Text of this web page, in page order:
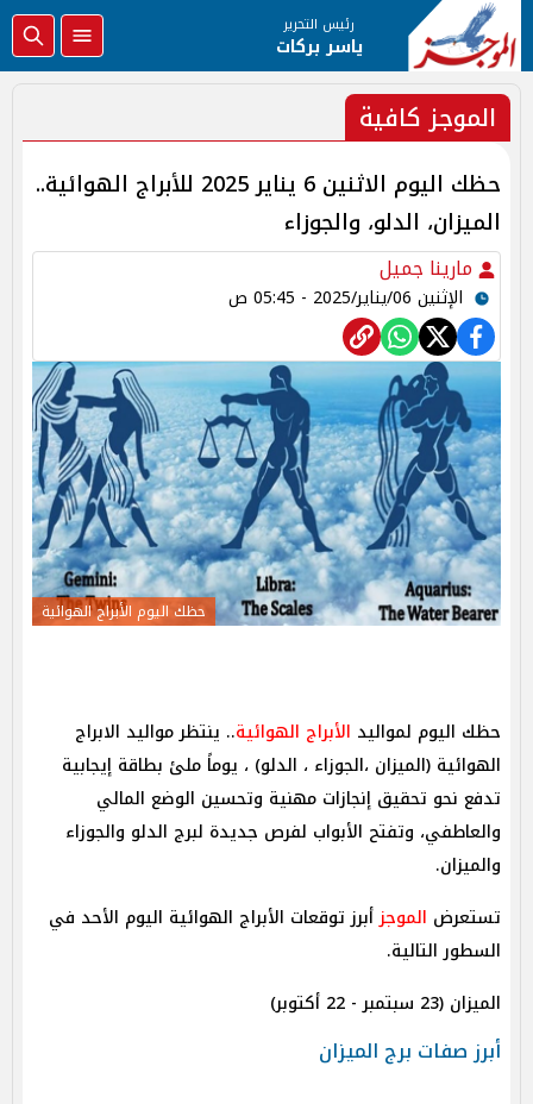
رئيس التحرير
ياسر بركات
الموجز كافية
حظك اليوم الاثنين 6 يناير 2025 للأبراج الهوائية..
الميزان، الدلو، والجوزاء
مارينا جميل
الإثنين 06/يناير/2025 - 05:45 ص
حظك اليوم الأبراج الهوائية
حظك اليوم لمواليد الأبراج الهوائية.. ينتظر مواليد الابراج
الهوائية (الميزان ،الجوزاء ، الدلو) ، يوماً ملئ بطاقة إيجابية
تدفع نحو تحقيق إنجازات مهنية وتحسين الوضع المالي
والعاطفي، وتفتح الأبواب لفرص جديدة لبرج الدلو والجوزاء
والميزان.
تستعرض الموجزأبرز توقعات الأبراج الهوائية اليوم الأحد في
السطور التالية.
الميزان (23 سبتمبر - 22 أكتوبر)
أبرز صفات برج الميزان